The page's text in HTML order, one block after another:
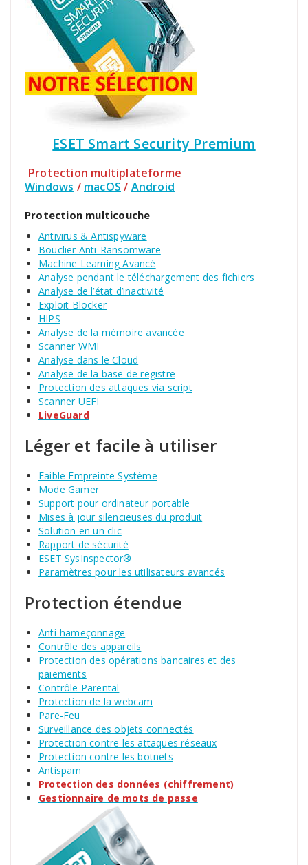
ESET Smart Security Premium
Protection multiplateforme
Windows / macOS / Android
Protection multicouche
Antivirus & Antispyware
Bouclier Anti-Ransomware
Machine Learning Avancé
Analyse pendant le téléchargement des fichiers
Analyse de l’état d’inactivité
Exploit Blocker
HIPS
Analyse de la mémoire avancée
Scanner WMI
Analyse dans le Cloud
Analyse de la base de registre
Protection des attaques via script
Scanner UEFI
LiveGuard
Léger et facile à utiliser
Faible Empreinte Système
Mode Gamer
Support pour ordinateur portable
Mises à jour silencieuses du produit
Solution en un clic
Rapport de sécurité
ESET SysInspector®
Paramètres pour les utilisateurs avancés
Protection étendue
Anti-hameçonnage
Contrôle des appareils
Protection des opérations bancaires et des
paiements
Contrôle Parental
Protection de la webcam
Pare-Feu
Surveillance des objets connectés
Protection contre les attaques réseaux
Protection contre les botnets
Antispam
Protection des données (chiffrement)
Gestionnaire de mots de passe